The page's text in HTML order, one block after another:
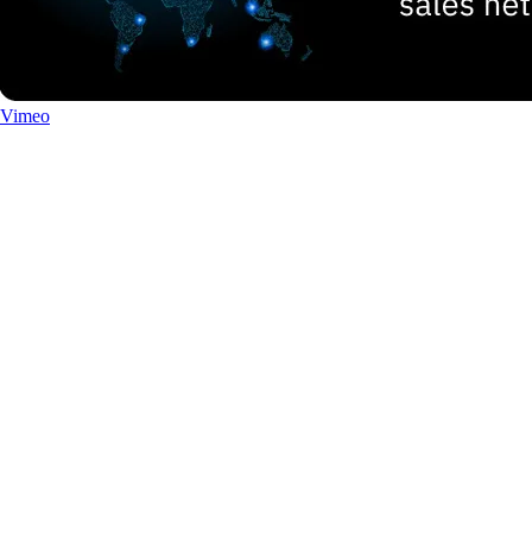
Vimeo